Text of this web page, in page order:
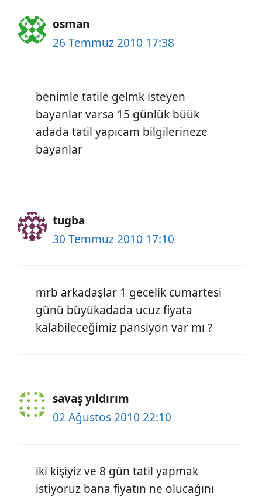
osman
26 Temmuz 2010 17:38
benimle tatile gelmk isteyen
bayanlar varsa 15 günlük büük
adada tatil yapıcam bilgilerineze
bayanlar
tugba
30 Temmuz 2010 17:10
mrb arkadaşlar 1 gecelik cumartesi
günü büyükadada ucuz fiyata
kalabileceğimiz pansiyon var mı ?
savaş yıldırım
02 Ağustos 2010 22:10
iki kişiyiz ve 8 gün tatil yapmak
istiyoruz bana fiyatın ne olucağını